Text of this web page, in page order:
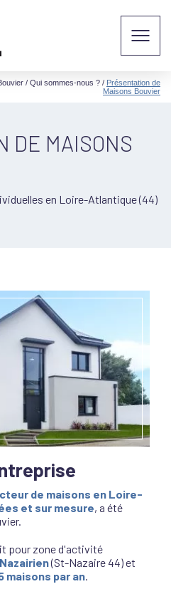
/ Qui sommes-nous ? / Présentation de
Maisons Bouvier
DE MAISONS
en Loire-Atlantique (44)
de maisons en Loire-
et sur mesure, a été
pour zone d'activité
(St-Nazaire 44) et
maisons par an.